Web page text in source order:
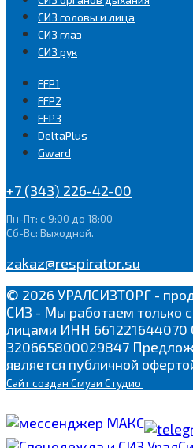
СИЗ головы и лица
СИЗ глаз
СИЗ рук
FFP1
FFP2
FFP3
DeltaPlus
Gward
+7 (343) 226-42-00
Пн-Пт: с 9:00 до 18:00
Сб-Вс: Выходной.
zakaz@respirator.su
© 2026 УРАЛСИЗТОРГ -
СИЗ - Мы работаем только
лицами ИНН
320665800029847
является публичной
Сайтсоздан Смузи Студио